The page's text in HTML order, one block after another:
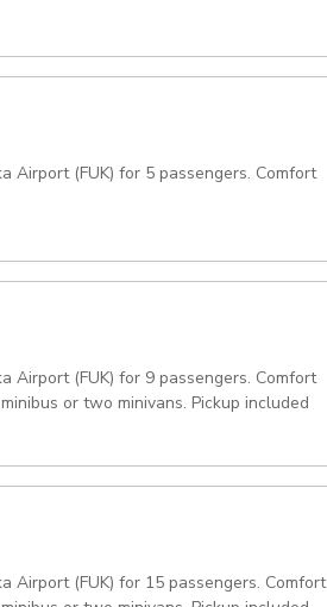
Airport (FUK) for 5 passengers. Comfort
Airport (FUK) for 9 passengers. Comfort
or two minivans. Pickup included
Airport (FUK) for 15 passengers. Comfort